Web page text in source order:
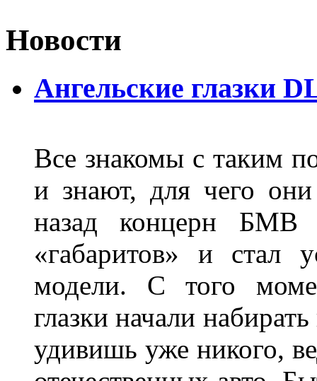
Новости
Ангельские глазки
Все знакомы с таким
и знают, для чего
назад концерн БМВ
«габаритов» и стал
модели. С того
глазки начали
удивишь уже никого,